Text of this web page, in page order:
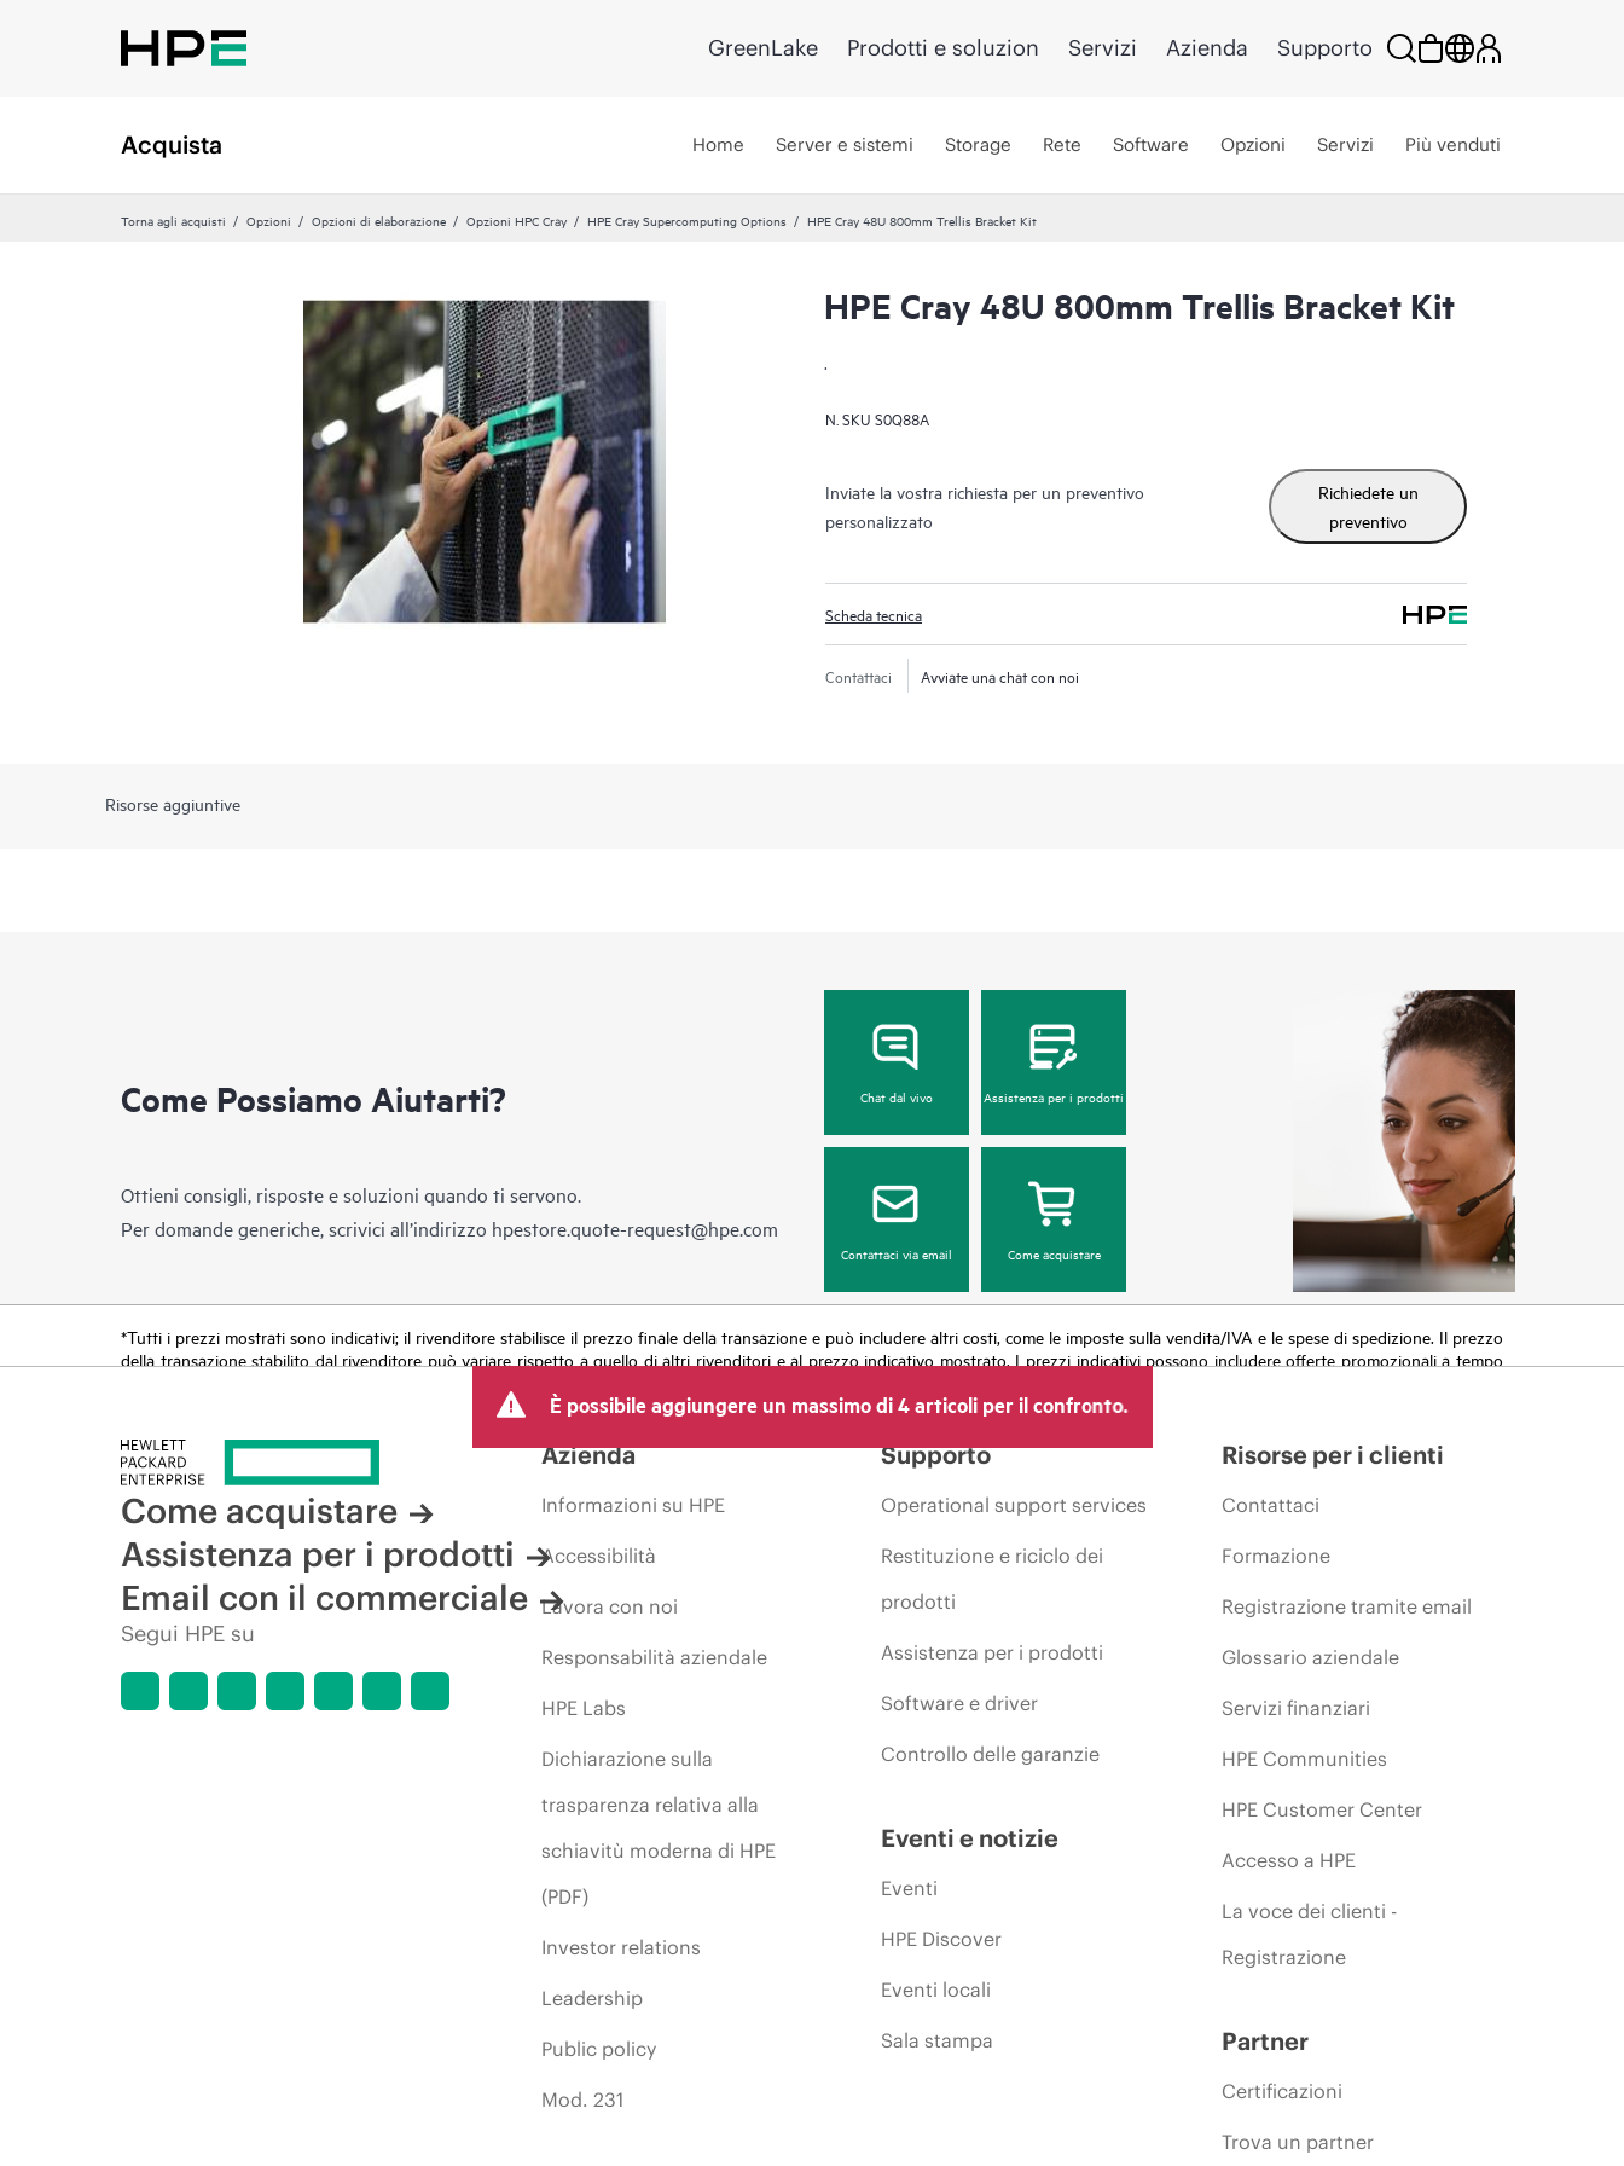
GreenLake Prodotti e soluzion Servizi Azienda Supporto
Acquista Home Server e sistemi Storage Rete Software Opzioni Servizi Più venduti
Torna agli acquisti Opzioni Opzioni di elaborazione Opzioni HPC Cray HPE Cray Supercomputing Options HPE Cray 48U 800mm Trellis Bracket Kit
HPE Cray 48U 800mm Trellis Bracket Kit
.
N. SKU S0Q88A
Inviate la vostra richiesta per un preventivo
personalizzato
Richiedete un
preventivo
Scheda tecnica
Contattaci Avviate una chat con noi
Risorse aggiuntive
Come Possiamo Aiutarti?
Ottieni consigli, risposte e soluzioni quando ti servono.
Per domande generiche, scrivici all’indirizzo hpestore.quote-request@hpe.com
Chat dal vivo Assistenza per i prodotti
Contattaci via email Come acquistare
*Tutti i prezzi mostrati sono indicativi; il rivenditore stabilisce il prezzo finale della transazione e può includere altri costi, come le imposte sulla vendita/IVA e le spese di spedizione. Il prezzo
della transazione stabilito dal rivenditore può variare rispetto a quello di altri rivenditori e al prezzo indicativo mostrato. I prezzi indicativi possono includere offerte promozionali a tempo
di prodotti, disponibilità limitata di prodotti, termine di una promozione ed errori negli annunci pubblicitari.
È possibile aggiungere un massimo di 4 articoli per il confronto.
Come acquistare
Assistenza per i prodotti
Email con il commerciale
Segui HPE su
Azienda
Informazioni su HPE
Accessibilità
Lavora con noi
Responsabilità aziendale
HPE Labs
Dichiarazione sulla
trasparenza relativa alla
schiavitù moderna di HPE
(PDF)
Investor relations
Leadership
Public policy
Mod. 231
Supporto
Operational support services
Restituzione e riciclo dei
prodotti
Assistenza per i prodotti
Software e driver
Controllo delle garanzie
Eventi e notizie
Eventi
HPE Discover
Eventi locali
Sala stampa
Risorse per i clienti
Contattaci
Formazione
Registrazione tramite email
Glossario aziendale
Servizi finanziari
HPE Communities
HPE Customer Center
Accesso a HPE
La voce dei clienti -
Registrazione
Partner
Certificazioni
Trova un partner